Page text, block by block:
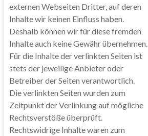
externen Webseiten Dritter, auf deren
Inhalte wir keinen Einfluss haben.
Deshalb können wir für diese fremden
Inhalte auch keine Gewähr übernehmen.
Für die Inhalte der verlinkten Seiten ist
stets der jeweilige Anbieter oder
Betreiber der Seiten verantwortlich.
Die verlinkten Seiten wurden zum
Zeitpunkt der Verlinkung auf mögliche
Rechtsverstöße überprüft.
Rechtswidrige Inhalte waren zum